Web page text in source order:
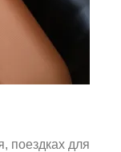
поездках для